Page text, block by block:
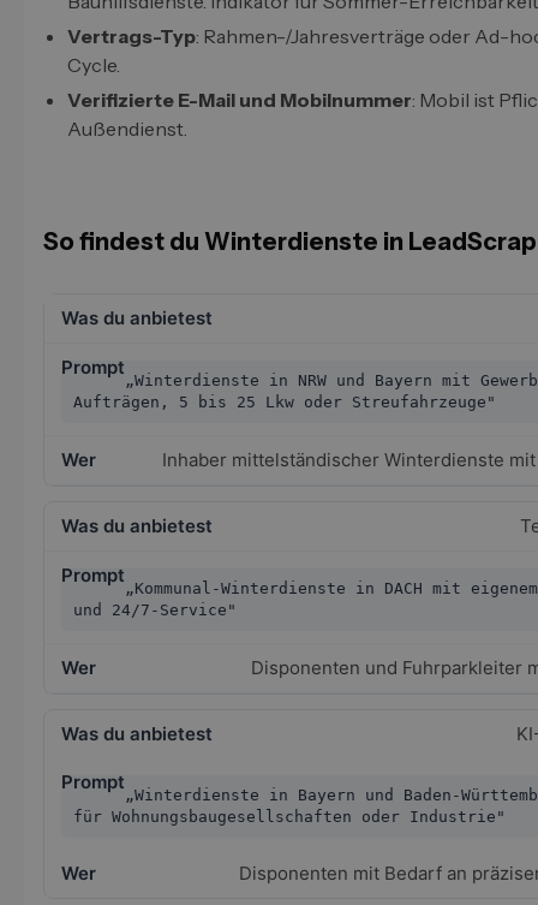
Vertrags-Typ: Rahmen-/Jahresverträge oder Ad-
Cycle.
Verifizierte E-Mail und Mobilnummer: Mobil ist
Außendienst.
So findest du Winterdienste in
„Winterdienste in NRW und Bayern mit
Aufträgen, 5 bis 25 Lkw oder Streufahrzeuge"
Inhaber mittelständischer Winterdienste
„Kommunal-Winterdienste in DACH mit
und 24/7-Service"
Disponenten und Fuhrparkleiter
„Winterdienste in Bayern und Baden-
für Wohnungsbaugesellschaften oder Industrie"
Disponenten mit Bedarf an